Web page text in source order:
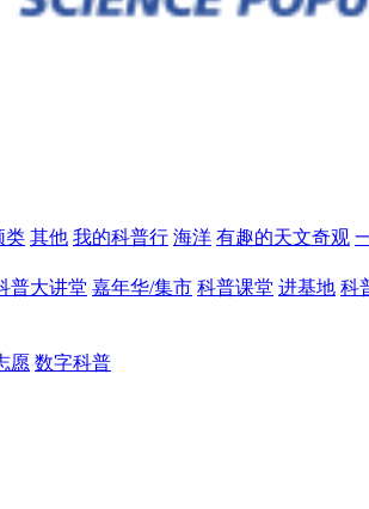
类 其他 我的科普行 海洋 有趣的天文奇观
普大讲堂 嘉年华/集市 科普课堂 进基地 科
愿 数字科普